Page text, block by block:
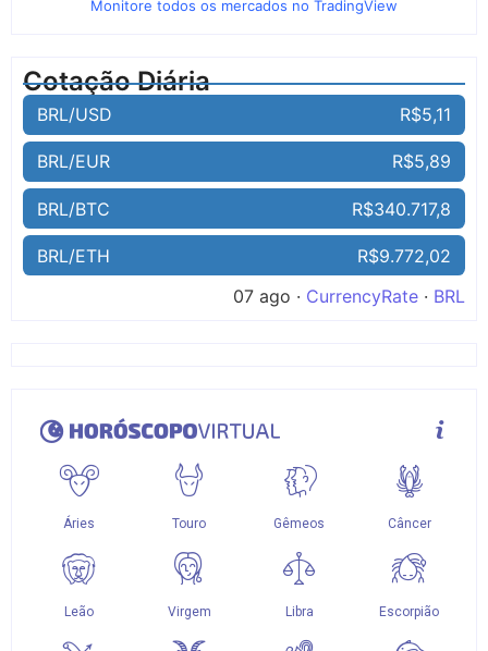
Monitore todos os mercados no TradingView
Cotação Diária
BRL/USD R$5,11
BRL/EUR R$5,89
BRL/BTC R$340.717,8
BRL/ETH
R$9.772,02
07 ago · CurrencyRate · BRL